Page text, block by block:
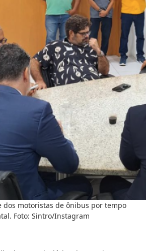
dos motoristas de ônibus por tempo
Foto: Sintro/Instagram